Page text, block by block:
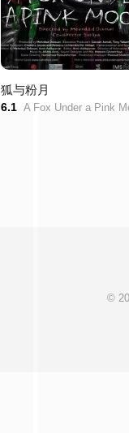
狐与粉月
6.1 A Fox Under a Pink
©